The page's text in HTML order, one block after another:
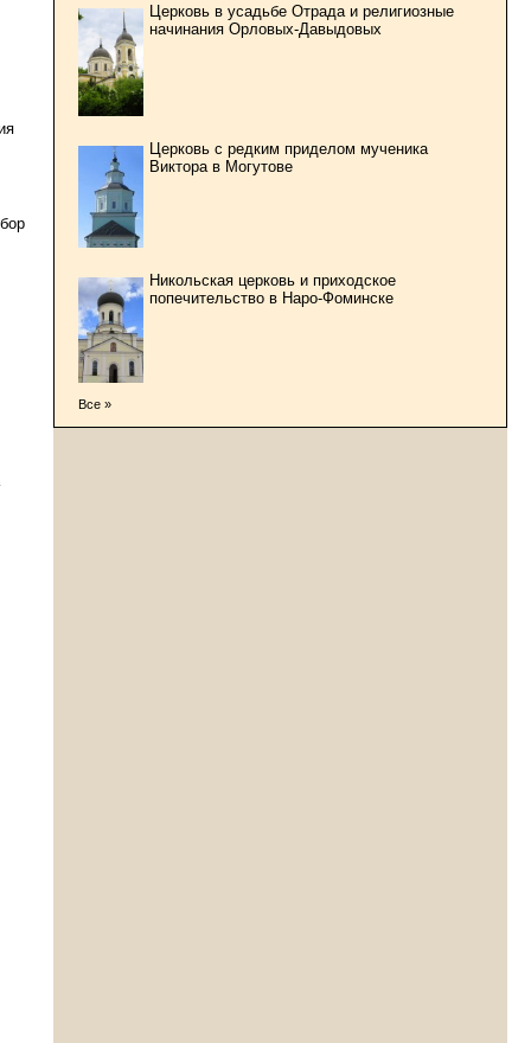
Церковь в усадьбе Отрада и религиозные
начинания Орловых-Давыдовых
Церковь с редким приделом мученика
Виктора в Могутове
Никольская церковь и приходское
попечительство в Наро-Фоминске
Все »